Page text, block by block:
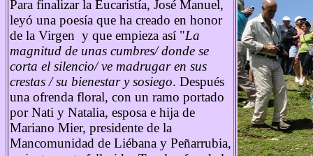
Para finalizar la Eucaristía, José Manuel,
leyó una poesía que ha creado en honor
de la Virgen y que empieza así "La
magnitud de unas cumbres/ donde se
corta el silencio/ ve madrugar en sus
crestas / su bienestar y sosiego. Después
una ofrenda floral, con un ramo portado
por Nati y Natalia, esposa e hija de
Mariano Mier, presidente de la
Mancomunidad de Liébana y Peñarrubia,